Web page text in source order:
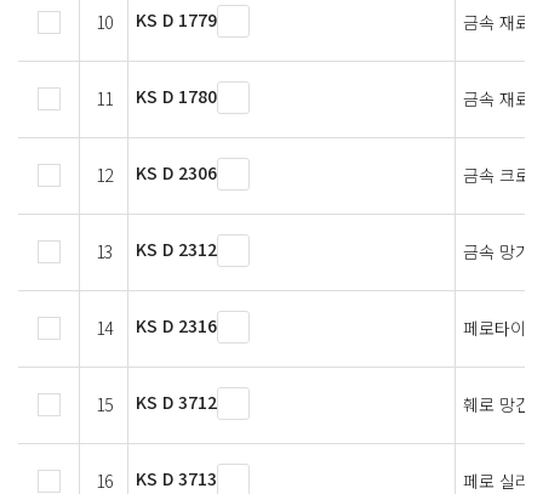
10 KS D 1779 금속 재료
11 KS D 1780 금속 재료
12 KS D 2306 금속 크로
13 KS D 2312 금속 망가
14 KS D 2316 페로타이
15 KS D 3712 훼로 망간
16 KS D 3713 페로 실리